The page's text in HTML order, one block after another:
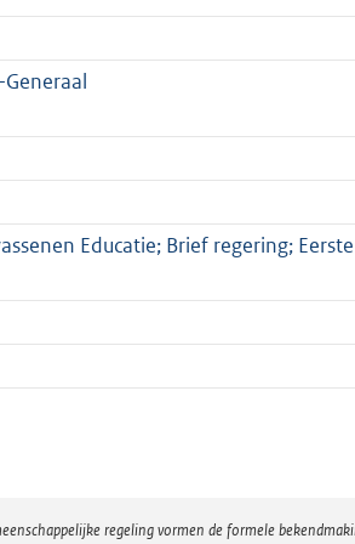
Educatie; Brief regering;
regeling vormen de formele